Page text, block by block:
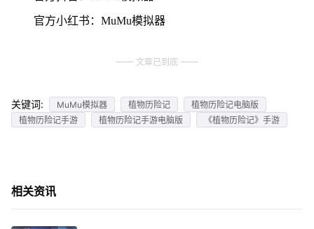
官方小红书：MuMu模拟器
文章已到底
关键词: MuMu模拟器 植物历险记
植物历险记电脑版
植物历险记手游
植物历险记手游电脑版 《植物历险记》手游
相关资讯